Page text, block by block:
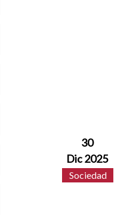
30
Dic 2025
Sociedad